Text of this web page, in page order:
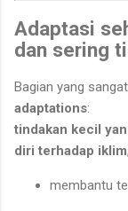
Adaptasi
dan sering
Bagian yang
adaptations:
tindakan kecil
diri terhadap iklim
membantu